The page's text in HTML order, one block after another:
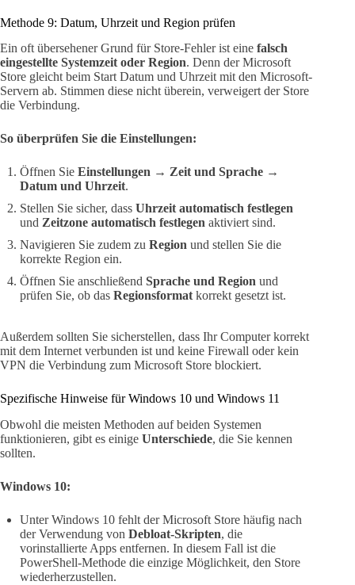
Methode 9: Datum, Uhrzeit und Region prüfen
Ein oft übersehener Grund für Store-Fehler ist eine falsch
eingestellte Systemzeit oder Region. Denn der Microsoft
Store gleicht beim Start Datum und Uhrzeit mit den Microsoft-
Servern ab. Stimmen diese nicht überein, verweigert der Store
die Verbindung.
So überprüfen Sie die Einstellungen:
Öffnen Sie Einstellungen → Zeit und Sprache →
Datum und Uhrzeit.
Stellen Sie sicher, dass Uhrzeit automatisch festlegen
und Zeitzone automatisch festlegen aktiviert sind.
Navigieren Sie zudem zu Region und stellen Sie die
korrekte Region ein.
Öffnen Sie anschließend Sprache und Region und
prüfen Sie, ob das Regionsformat korrekt gesetzt ist.
Außerdem sollten Sie sicherstellen, dass Ihr Computer korrekt
mit dem Internet verbunden ist und keine Firewall oder kein
VPN die Verbindung zum Microsoft Store blockiert.
Spezifische Hinweise für Windows 10 und Windows 11
Obwohl die meisten Methoden auf beiden Systemen
funktionieren, gibt es einige Unterschiede, die Sie kennen
sollten.
Windows 10:
Unter Windows 10 fehlt der Microsoft Store häufig nach
der Verwendung von Debloat-Skripten, die
vorinstallierte Apps entfernen. In diesem Fall ist die
PowerShell-Methode die einzige Möglichkeit, den Store
wiederherzustellen.